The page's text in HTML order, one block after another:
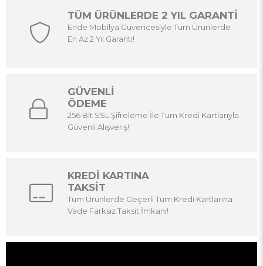
TÜM ÜRÜNLERDE 2 YIL GARANTİ
Ende Mobilya Güvencesiyle Tüm Ürünlerde
En Az 2 Yıl Garanti!
GÜVENLİ
ÖDEME
256 Bit SSL Şifreleme İle Tüm Kredi Kartlarıyla
Güvenli Alışveriş!
KREDİ KARTINA
TAKSİT
Tüm Ürünlerde Geçerli Tüm Kredi Kartlarına
Vade Farksız Taksit İmkanı!